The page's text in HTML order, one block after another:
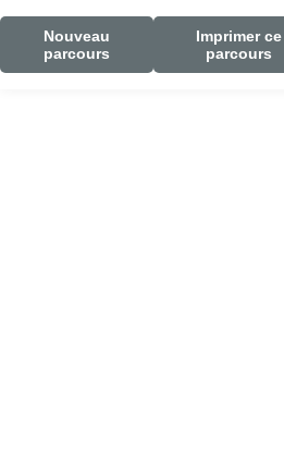
Nouveau
parcours
Imprimer ce
parcours